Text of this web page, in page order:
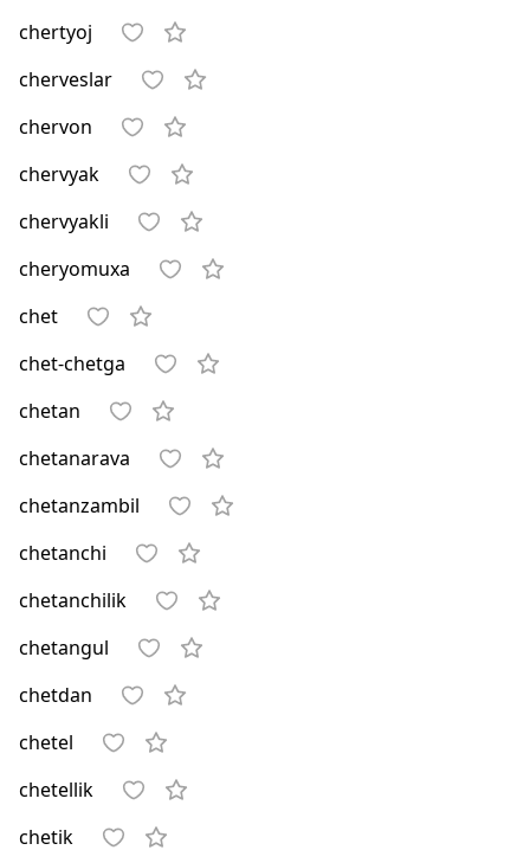
chertyoj
cherveslar
chervon
chervyak
chervyakli
cheryomuxa
chet
chet-chetga
chetan
chetanarava
chetanzambil
chetanchi
chetanchilik
chetangul
chetdan
chetel
chetellik
chetik